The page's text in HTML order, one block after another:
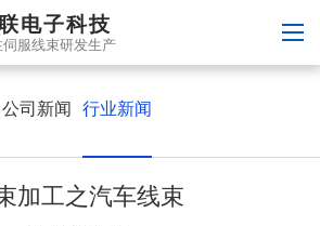
电子科技
伺服线束研发生产
公司新闻 行业新闻
加工之汽车线束